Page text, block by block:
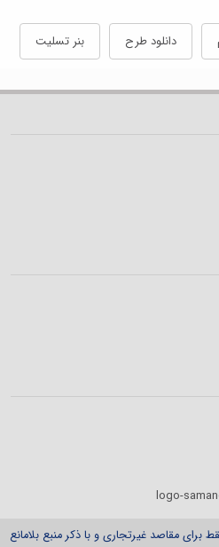
دانلود طرح بنر تسلیت
مقاصد غیرتجاری و با ذکر منبع بلامانع